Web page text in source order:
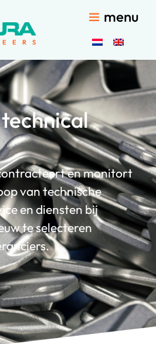
menu
en monitort
van technische
en diensten bij
te selecteren